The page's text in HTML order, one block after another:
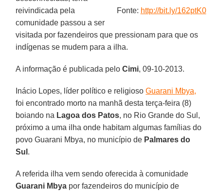
Fonte: http://bit.ly/162ptK0
reivindicada pela
comunidade passou a ser
visitada por fazendeiros que pressionam para que os
indígenas se mudem para a ilha.
A informação é publicada peloCimi, 09-10-2013.
Inácio Lopes, líder político e religiosoGuarani Mbya,
foi encontrado morto na manhã desta terça-feira (8)
boiando na Lagoa dos Patos, no Rio Grande do Sul,
próximo a uma ilha onde habitam algumas famílias do
povo Guarani Mbya, no município de Palmares do
Sul .
A referida ilha vem sendo oferecida à comunidade
Guarani Mbya por fazendeiros do município de